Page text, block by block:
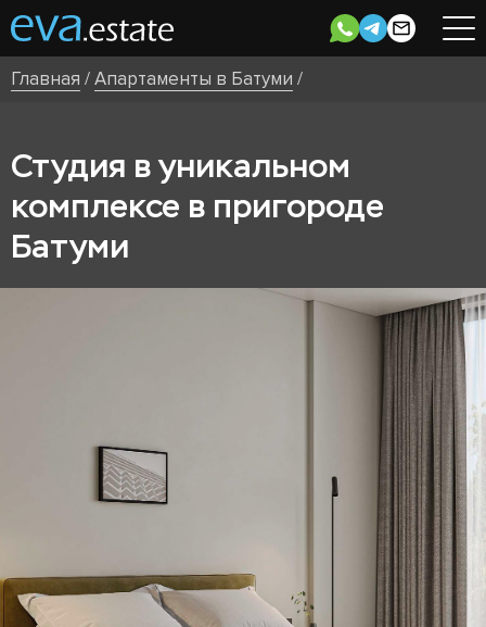
Главная /Апартаменты в Батуми /
Студия в уникальном
комплексе в пригороде
Батуми